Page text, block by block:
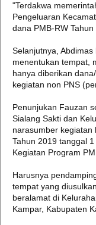
"Terdakwa
Pengeluaran
dana PMB-RW
Selanjutnya,
menentukan tempat,
hanya diberikan
kegiatan non PNS
Penunjukan Fauzan
Sialang Sakti dan
narasumber kegiatan
Tahun 2019 tanggal
Kegiatan Program
Harusnya
tempat yang
beralamat di
Kampar, Kabupaten